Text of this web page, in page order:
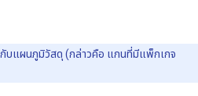
กับแผนภูมิวัสดุ (กล่าวคือ แกนที่มีแพ็กเกจ